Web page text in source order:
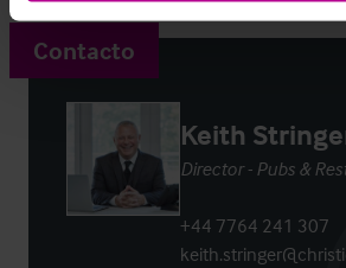
Contacto
Keith
Director - Pubs &
+44 7764 241 307